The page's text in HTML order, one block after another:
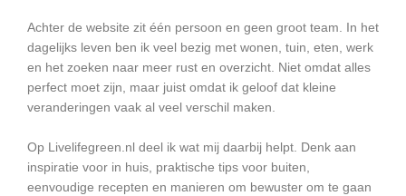
Achter de website zit één persoon en geen groot team. In het
dagelijks leven ben ik veel bezig met wonen, tuin, eten, werk
en het zoeken naar meer rust en overzicht. Niet omdat alles
perfect moet zijn, maar juist omdat ik geloof dat kleine
veranderingen vaak al veel verschil maken.
Op Livelifegreen.nl deel ik wat mij daarbij helpt. Denk aan
inspiratie voor in huis, praktische tips voor buiten,
eenvoudige recepten en manieren om bewuster om te gaan